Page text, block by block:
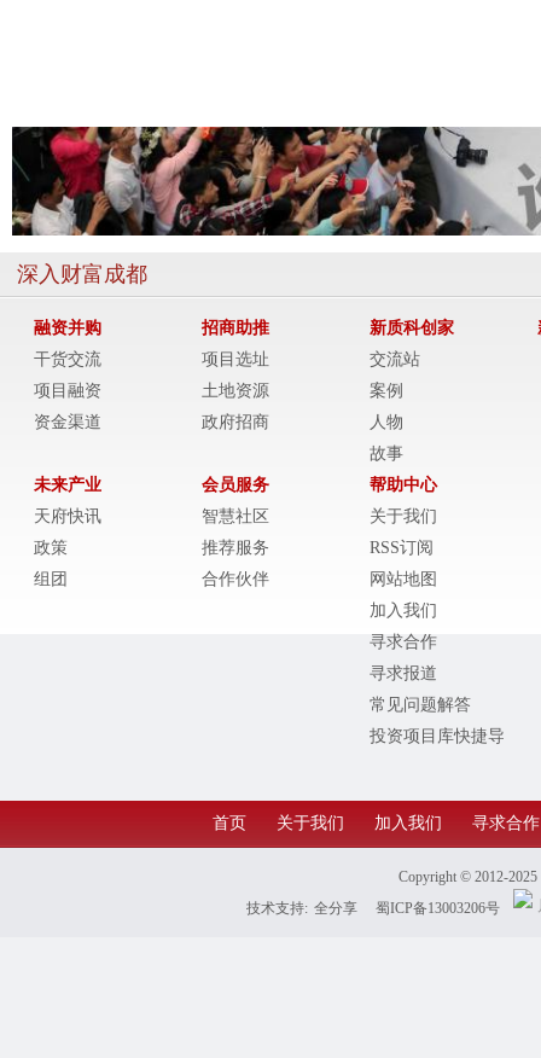
深入财富成都
融资并购
干货交流
项目融资
资金渠道
招商助推
项目选址
土地资源
政府招商
新质科创家
交流站
案例
人物
故事
未来产业
天府快讯
政策
组团
会员服务
智慧社区
推荐服务
合作伙伴
帮助中心
关于我们
RSS订阅
网站地图
加入我们
寻求合作
寻求报道
常见问题解答
投资项目库快捷导
首页 关于我们 加入我们 寻求合作
Copyright © 2012-2025
技术支持: 全分享 蜀ICP备13003206号